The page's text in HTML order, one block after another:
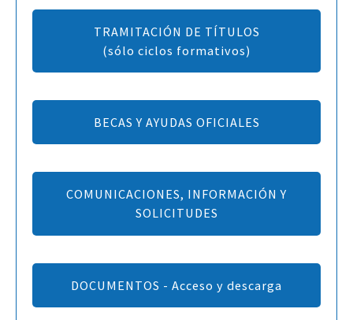
TRAMITACIÓN DE TÍTULOS
(sólo ciclos formativos)
BECAS Y AYUDAS OFICIALES
COMUNICACIONES, INFORMACIÓN Y
SOLICITUDES
DOCUMENTOS - Acceso y descarga